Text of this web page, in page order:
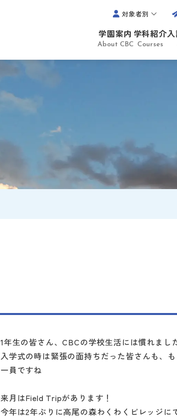
学園案内
About CBC
学科紹介
Courses
対象者別
1年生の皆さん、CBCの学校生活には慣れまし
入学式の時は緊張の面持ちだった皆さんも、
一員ですね
来月はField Tripがあります！
今年は2年ぶりに高尾の森わくわくビレッジに